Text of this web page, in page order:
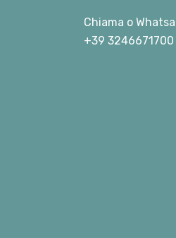
Chiama o
+39 3246671700